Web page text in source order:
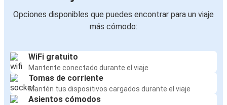
Opciones disponibles que puedes encontrar para un viaje
más cómodo:
WiFi gratuito
Mantente conectado durante el viaje
Tomas de corriente
Mantén tus dispositivos cargados durante el viaje
Asientos cómodos